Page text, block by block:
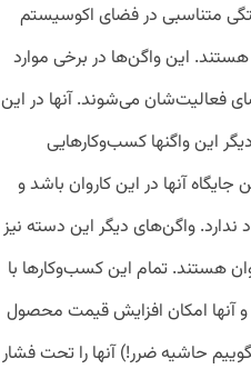
متناسبی در فضای اکوسیستم
این واگن‌ها در برخی موارد
فعالیت‌شان می‌شوند. آنها در این
شرایط خود نقش سایر واگن‌ها را نیز ایفا می‌کنند. دسته دیگر این واگن‎ها کسب‌و‌کارهایی
آنها در این کاروان باشد و
ندارد. واگن‌های دیگر این دسته نیز
هستند. تمام این کسب‌و‌کارها با
آنها امکان افزایش قیمت محصول
حاشیه ضرر!) آنها را تحت فشار